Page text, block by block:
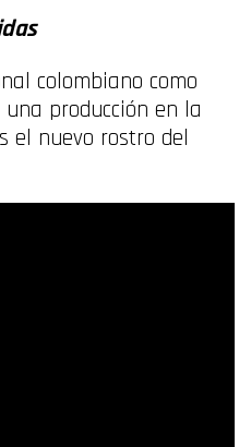
colombiano como
producción en la
el nuevo rostro del